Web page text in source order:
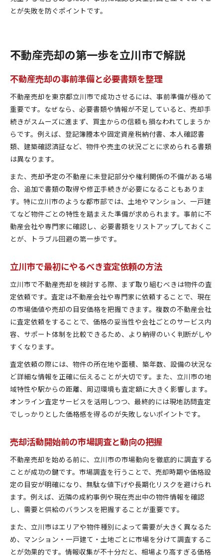
とが失敗を防ぐポイントです。
不動産売却の第一歩を立川市で解説
不動産売却の事前準備と必要書類を整理
不動産売却を東京都立川市で成功させるには、事前準備が極めて
重要です。なぜなら、必要書類や情報が不足していると、売却手
続きがスムーズに進まず、買主からの信頼も損なわれてしまうか
らです。例えば、登記簿謄本や固定資産税納付書、本人確認書
類、建築確認済証など、物件や売主の状況ごとに求められる書類
は異なります。
また、売却予定の不動産に未登記部分や権利関係の不備がある場
合、追加で書類の取得や修正手続きが必要になることもありま
す。特に立川市のような都市部では、土地やマンション、一戸建
てなど物件ごとの特性を踏まえた準備が求められます。事前に不
動産会社や専門家に確認し、必要書類をリストアップしておくこ
とが、トラブル回避の第一歩です。
立川市で最初にやるべき査定依頼の方法
立川市で不動産売却を検討する際、まず取り組むべきは物件の査
定依頼です。査定は不動産会社や専門家に依頼することで、現在
の市場価値や売却の目安価格を把握できます。複数の不動産会社
に査定依頼をすることで、価格の妥当性や会社ごとのサービス内
容、サポート体制を比較できるため、より納得のいく判断がしや
すくなります。
査定依頼の際には、物件の所在地や面積、築年数、設備の状況な
ど詳細な情報を正確に伝えることが大切です。また、立川市の地
域特性や駅からの距離、周辺環境も査定額に大きく影響します。
オンライン査定サービスを活用しつつ、最終的には現地訪問査定
でしっかりとした価格感を得るのが失敗しないポイントです。
売却活動開始前の市場調査と動向の把握
不動産売却を始める前に、立川市の市場動向を徹底的に調査する
ことが成功の鍵です。市場調査を行うことで、売却時期や価格設
定の目安が明確になり、無駄な値下げや長期化リスクを避けられ
ます。例えば、近隣の成約事例や現在売出中の物件情報を確認
し、需要と供給のバランスを把握することが重要です。
また、立川市はエリアや物件種別によって需要が大きく異なるた
め、マンション・一戸建て・土地ごとに市場を分けて調査するこ
とが効果的です。情報収集が不十分だと、相場より高すぎる価格